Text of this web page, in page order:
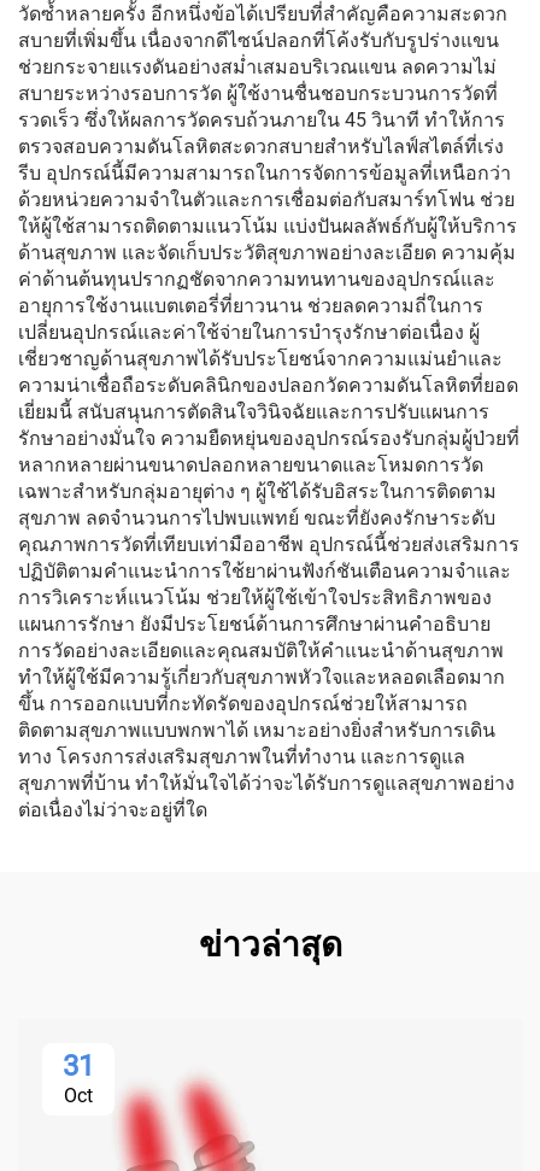
วัดซ้ำหลายครั้ง อีกหนึ่งข้อได้เปรียบที่สำคัญคือความสะดวก
สบายที่เพิ่มขึ้น เนื่องจากดีไซน์ปลอกที่โค้งรับกับรูปร่างแขน
ช่วยกระจายแรงดันอย่างสม่ำเสมอบริเวณแขน ลดความไม่
สบายระหว่างรอบการวัด ผู้ใช้งานชื่นชอบกระบวนการวัดที่
รวดเร็ว ซึ่งให้ผลการวัดครบถ้วนภายใน 45 วินาที ทำให้การ
ตรวจสอบความดันโลหิตสะดวกสบายสำหรับไลฟ์สไตล์ที่เร่ง
รีบ อุปกรณ์นี้มีความสามารถในการจัดการข้อมูลที่เหนือกว่า
ด้วยหน่วยความจำในตัวและการเชื่อมต่อกับสมาร์ทโฟน ช่วย
ให้ผู้ใช้สามารถติดตามแนวโน้ม แบ่งปันผลลัพธ์กับผู้ให้บริการ
ด้านสุขภาพ และจัดเก็บประวัติสุขภาพอย่างละเอียด ความคุ้ม
ค่าด้านต้นทุนปรากฏชัดจากความทนทานของอุปกรณ์และ
อายุการใช้งานแบตเตอรี่ที่ยาวนาน ช่วยลดความถี่ในการ
เปลี่ยนอุปกรณ์และค่าใช้จ่ายในการบำรุงรักษาต่อเนื่อง ผู้
เชี่ยวชาญด้านสุขภาพได้รับประโยชน์จากความแม่นยำและ
ความน่าเชื่อถือระดับคลินิกของปลอกวัดความดันโลหิตที่ยอด
เยี่ยมนี้ สนับสนุนการตัดสินใจวินิจฉัยและการปรับแผนการ
รักษาอย่างมั่นใจ ความยืดหยุ่นของอุปกรณ์รองรับกลุ่มผู้ป่วยที่
หลากหลายผ่านขนาดปลอกหลายขนาดและโหมดการวัด
เฉพาะสำหรับกลุ่มอายุต่าง ๆ ผู้ใช้ได้รับอิสระในการติดตาม
สุขภาพ ลดจำนวนการไปพบแพทย์ ขณะที่ยังคงรักษาระดับ
คุณภาพการวัดที่เทียบเท่ามืออาชีพ อุปกรณ์นี้ช่วยส่งเสริมการ
ปฏิบัติตามคำแนะนำการใช้ยาผ่านฟังก์ชันเตือนความจำและ
การวิเคราะห์แนวโน้ม ช่วยให้ผู้ใช้เข้าใจประสิทธิภาพของ
แผนการรักษา ยังมีประโยชน์ด้านการศึกษาผ่านคำอธิบาย
การวัดอย่างละเอียดและคุณสมบัติให้คำแนะนำด้านสุขภาพ
ทำให้ผู้ใช้มีความรู้เกี่ยวกับสุขภาพหัวใจและหลอดเลือดมาก
ขึ้น การออกแบบที่กะทัดรัดของอุปกรณ์ช่วยให้สามารถ
ติดตามสุขภาพแบบพกพาได้ เหมาะอย่างยิ่งสำหรับการเดิน
ทาง โครงการส่งเสริมสุขภาพในที่ทำงาน และการดูแล
สุขภาพที่บ้าน ทำให้มั่นใจได้ว่าจะได้รับการดูแลสุขภาพอย่าง
ต่อเนื่องไม่ว่าจะอยู่ที่ใด
ข่าวล่าสุด
31
Oct